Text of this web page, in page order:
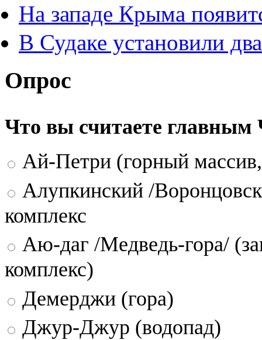
На западе Крыма
В Судаке установили
Опрос
Что вы считаете
Ай-Петри (горный
Алупкинский /
комплекс
Аю-даг /Медведь-гора/
комплекс)
Демерджи (гора)
Джур-Джур (водопад)